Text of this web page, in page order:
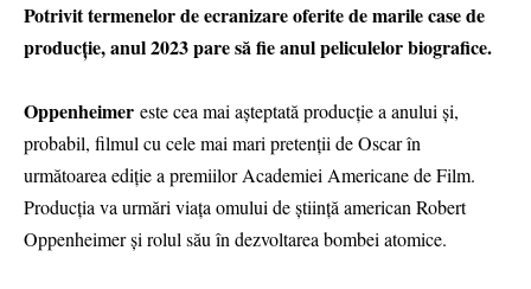
Potrivit termenelor de ecranizare oferite de marile case de
producție, anul 2023 pare să fie anul peliculelor biografice.
Oppenheimer este cea mai așteptată producție a anului și,
probabil, filmul cu cele mai mari pretenții de Oscar în
următoarea ediție a premiilor Academiei Americane de Film.
Producția va urmări viața omului de știință american Robert
Oppenheimer și rolul său în dezvoltarea bombei atomice.